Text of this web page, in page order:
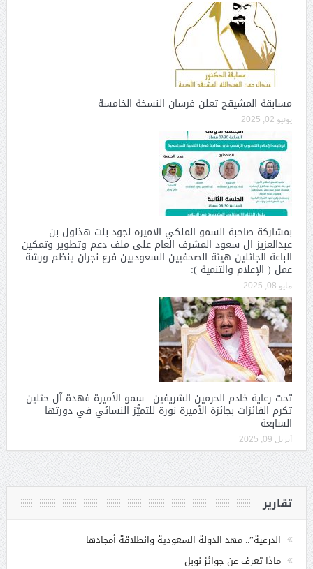
مسابقة المشيقح تعلن فرسان النسخة الخامسة
يونيو 02, 2025
بمشاركة صاحبة السمو الملكي الاميره نجود بنت هذلول بن
عبدالعزيز ال سعود المشرف العام على ملف دعم وتطوير وتمكين
الباعة الجائلين هيئة الصحفيين السعوديين فرع نجران ينظم ورشة
عمل ( الإعلام والتنمية ):
مايو 08, 2025
تحت رعاية خادم الحرمين الشريفين.. سمو الأميرة فهدة آل حثلين
تكرم الفائزات بجائزة الأميرة نورة للتميُّز النسائي في دورتها
السابعة
أبريل 09, 2025
تقارير
الدرعية”.. مهد الدولة السعودية وانطلاقة أمجادها
ماذا تعرف عن جوائز نوبل